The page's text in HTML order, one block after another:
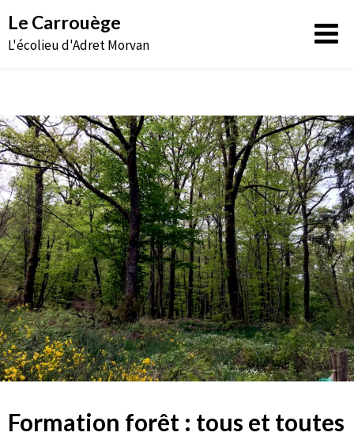
au
contenu
Le Carrouège
L'écolieu d'Adret Morvan
Formation forêt : tous et toutes